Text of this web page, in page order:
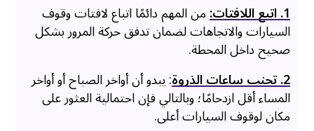
1. اتبع اللافتات:
من المهم دائمًا اتباع لافتات وقوف
السيارات والاتجاهات لضمان تدفق حركة المرور بشكل
صحيح داخل المحطة.
2. تجنب ساعات الذروة
: يبدو أن أواخر الصباح أو أواخر
المساء أقل ازدحامًا؛ وبالتالي فإن احتمالية العثور على
مكان لوقوف السيارات أعلى.